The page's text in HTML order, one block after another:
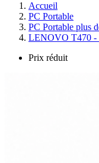
Accueil
PC Portable
PC Portable plus
LENOVO T470 -
Prix réduit